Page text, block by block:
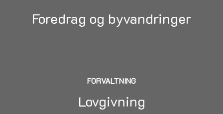
Foredrag og byvandringer
FORVALTNING
Lovgivning